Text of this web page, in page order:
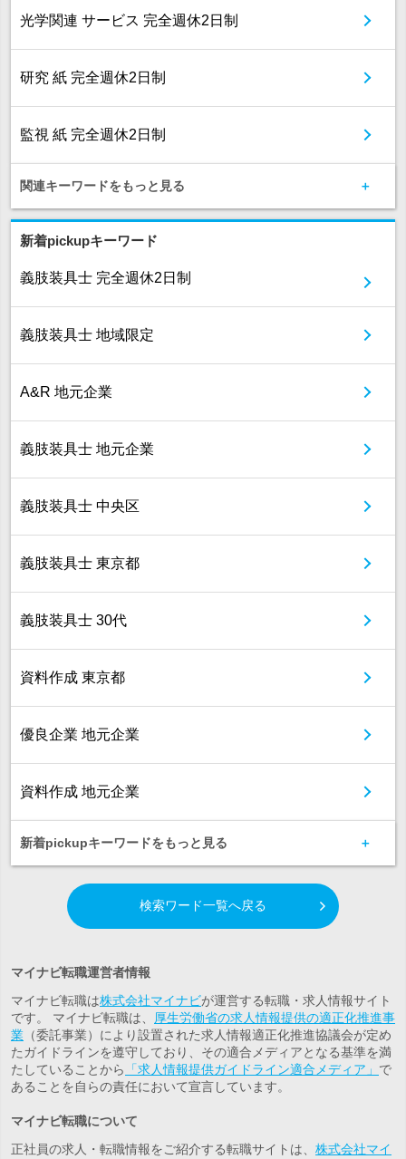
光学関連 サービス 完全週休2日制
研究 紙 完全週休2日制
監視 紙 完全週休2日制
関連キーワードをもっと見る
新着pickupキーワード
義肢装具士 完全週休2日制
義肢装具士 地域限定
A&R 地元企業
義肢装具士 地元企業
義肢装具士 中央区
義肢装具士 東京都
義肢装具士 30代
資料作成 東京都
優良企業 地元企業
資料作成 地元企業
新着pickupキーワードをもっと見る
検索ワード一覧へ戻る
マイナビ転職運営者情報
マイナビ転職は株式会社マイナビが運営する転職・求人情報サイト
です。 マイナビ転職は、
厚生労働省の求人情報提供の適正化推進事
業 （委託事業）により設置された求人情報適正化推進協議会が定め
たガイドラインを遵守しており、その適合メディアとなる基準を満
たしていることから
「求人情報提供ガイドライン適合メディア」 で
あることを自らの責任において宣言しています。
マイナビ転職について
正社員の求人・転職情報をご紹介する転職サイトは、 株式会社マイ